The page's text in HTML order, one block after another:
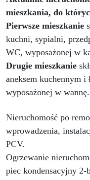
mieszkania, do
Pierwsze mieszkanie
kuchni, sypialni,
WC, wyposażonej w
Drugie mieszkanie
aneksem kuchennym i
wyposażonej w wannę.
Nieruchomość po
wprowadzenia,
PCV.
Ogrzewanie
piec kondensacyjny 2-